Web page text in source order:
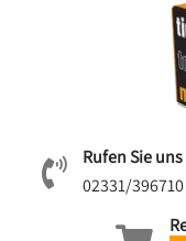
Rufen Sie uns
02331/396710